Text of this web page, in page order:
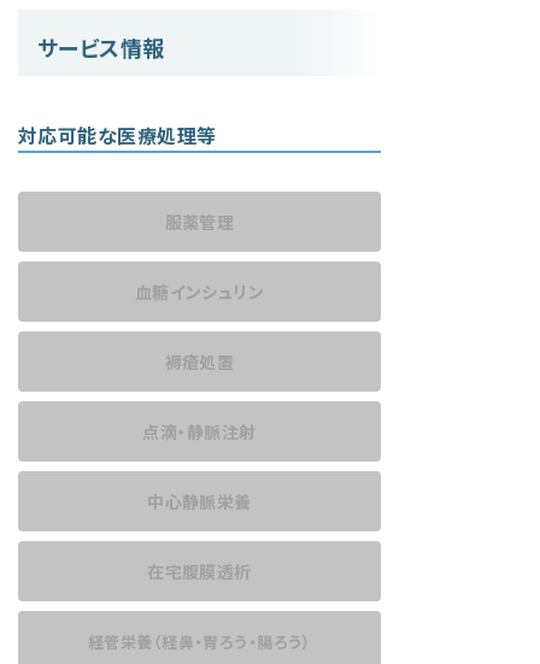
サービス情報
対応可能な医療処理等
服薬管理
血糖インシュリン
褥瘡処置
点滴・静脈注射
中心静脈栄養
在宅腹膜透析
経管栄養 （経鼻・胃ろう・腸ろう）